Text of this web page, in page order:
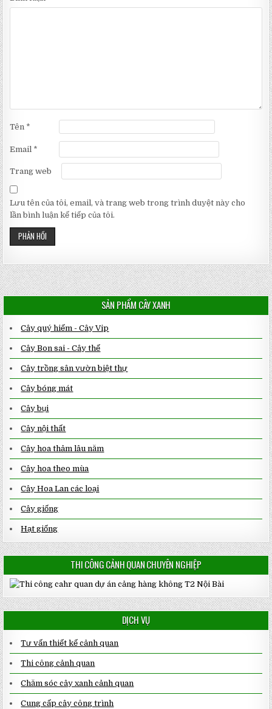
Tên *
Email *
Trang web
Lưu tên của tôi, email, và trang web trong trình duyệt này cho
lần bình luận kế tiếp của tôi.
SẢN PHẨM CÂY XANH
Cây quý hiếm - Cây Vip
Cây Bon sai - Cây thế
Cây trồng sân vườn biệt thự
Cây bóng mát
Cây bụi
Cây nội thất
Cây hoa thảm lâu năm
Cây hoa theo mùa
Cây Hoa Lan các loại
Cây giống
Hạt giống
THI CÔNG CẢNH QUAN CHUYÊN NGHIỆP
DỊCH VỤ
Tư vấn thiết kế cảnh quan
Thi công cảnh quan
Chăm sóc cây xanh cảnh quan
Cung cấp cây công trình